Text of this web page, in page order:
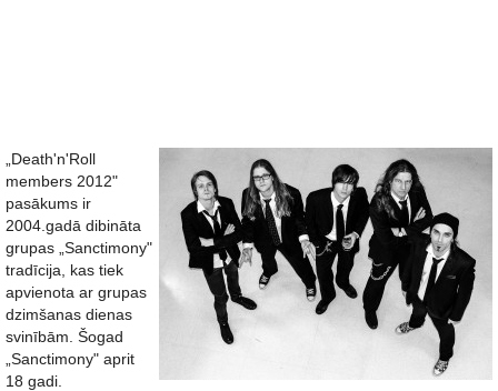
„Death'n'Roll
members 2012"
pasākums ir
2004.gadā dibināta
grupas „Sanctimony"
tradīcija, kas tiek
apvienota ar grupas
dzimšanas dienas
svinībām. Šogad
„Sanctimony" aprit
18 gadi.